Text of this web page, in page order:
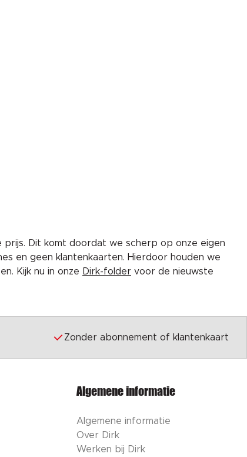
prijs. Dit komt doordat we scherp op onze eigen
en geen klantenkaarten. Hierdoor houden we
Kijk nu in onze Dirk-folder voor de nieuwste
Zonder abonnement of klantenkaart
Algemene informatie
Algemene informatie
Over Dirk
Werken bij Dirk